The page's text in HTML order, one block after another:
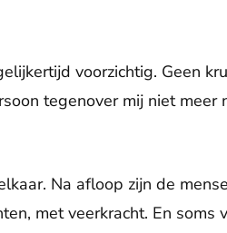
voorzichtig. Geen
tegenover mij niet meer
Na afloop zijn de
met veerkracht. En soms